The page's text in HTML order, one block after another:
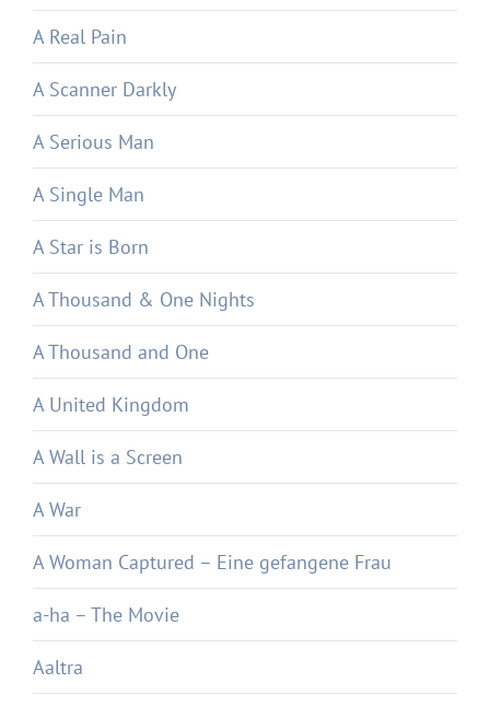
A Real Pain
A Scanner Darkly
A Serious Man
A Single Man
A Star is Born
A Thousand & One Nights
A Thousand and One
A United Kingdom
A Wall is a Screen
A War
A Woman Captured – Eine gefangene Frau
a-ha – The Movie
Aaltra